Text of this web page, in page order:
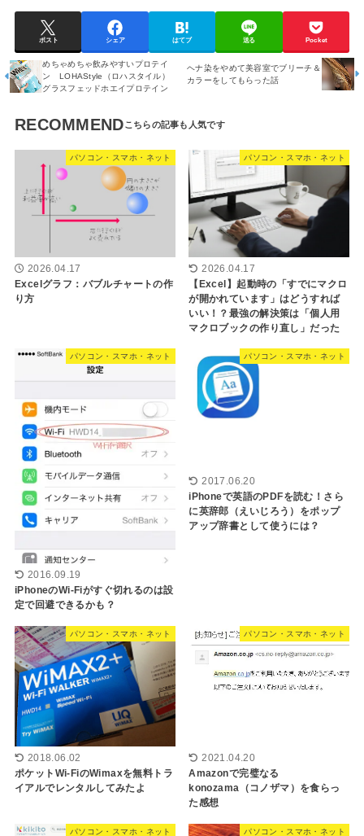
ポスト シェア はてブ 送る Pocket
めちゃめちゃ飲みやすいプロテイ
ン LOHAStyle（ロハスタイル）
グラスフェッドホエイプロテイン
ヘナ染をやめて美容室でブリーチ＆
カラーをしてもらった話
RECOMMEND
パソコン・スマホ・ネット
2026.04.17
Excelグラフ：バブルチャートの作
り方
パソコン・スマホ・ネット
2026.04.17
【Excel】起動時の「すでにマクロ
が開かれています」はどうすれば
いい！？最強の解決策は「個人用
マクロブックの作り直し」だった
パソコン・スマホ・ネット
2016.09.19
iPhoneのWi-Fiがすぐ切れるのは設
定で回避できるかも？
パソコン・スマホ・ネット
2017.06.20
iPhoneで英語のPDFを読む！さら
に英辞郎（えいじろう）をポップ
アップ辞書として使うには？
パソコン・スマホ・ネット
2018.06.02
ポケットWi-FiのWimaxを無料トラ
イアルでレンタルしてみたよ
パソコン・スマホ・ネット
2021.04.20
Amazonで完璧なる
konozama（コノザマ）を食らっ
た感想
パソコン・スマホ・ネット パソコン・スマホ・ネット